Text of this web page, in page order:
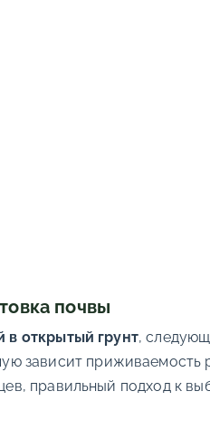
почвы
в открытый грунт,
зависит
правильный подход к